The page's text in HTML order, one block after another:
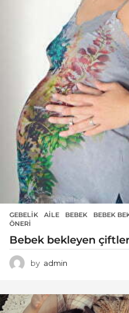
GEBELIK AILE ,BEBEK ,BEBEK
ÖNERI
Bebek bekleyen
by admin